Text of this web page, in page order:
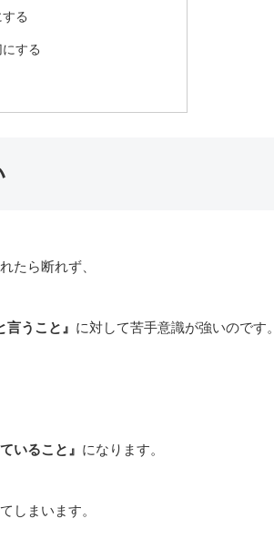
る
する
たら断れず、
言うこと』 に対して苦手意識が強いのです。
いること』 になります。
しまいます。